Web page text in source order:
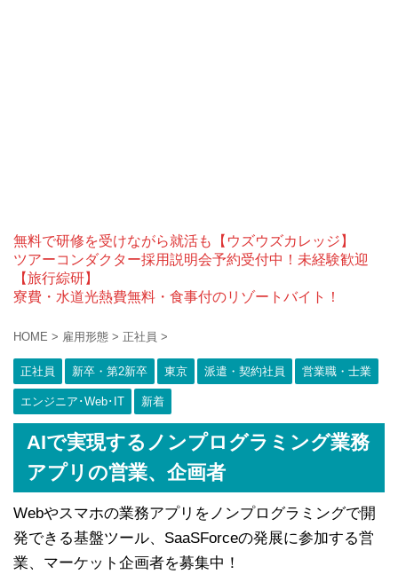
無料で研修を受けながら就活も【ウズウズカレッジ】
ツアーコンダクター採用説明会予約受付中！未経験歓迎
【旅行綜研】
寮費・水道光熱費無料・食事付のリゾートバイト！
HOME > 雇用形態 > 正社員 >
正社員 新卒・第2新卒 東京 派遣・契約社員 営業職・士業
エンジニア･Web･IT 新着
AIで実現するノンプログラミング業務
アプリの営業、企画者
Webやスマホの業務アプリをノンプログラミングで開
発できる基盤ツール、SaaSForceの発展に参加する営
業、マーケット企画者を募集中！